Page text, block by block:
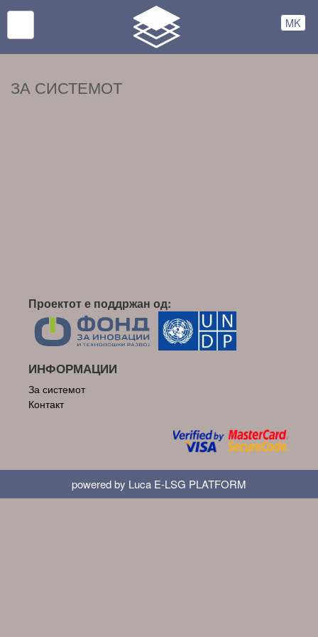
MK
ЗА СИСТЕМОТ
Проектот е поддржан од:
ИНФОРМАЦИИ
За системот
Контакт
powered by Luca E-LSG PLATFORM